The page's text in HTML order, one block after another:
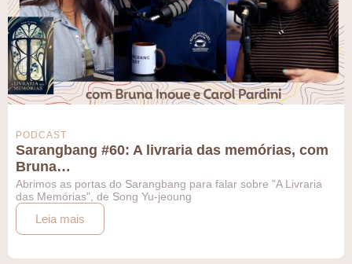
PODCAST
Sarangbang #60: A livraria das memórias, com
Bruna…
Abrimos as portas do Sarangbang para falar sobre "A Livraria
das Memórias", de Song Yu-jeoung
Leia mais